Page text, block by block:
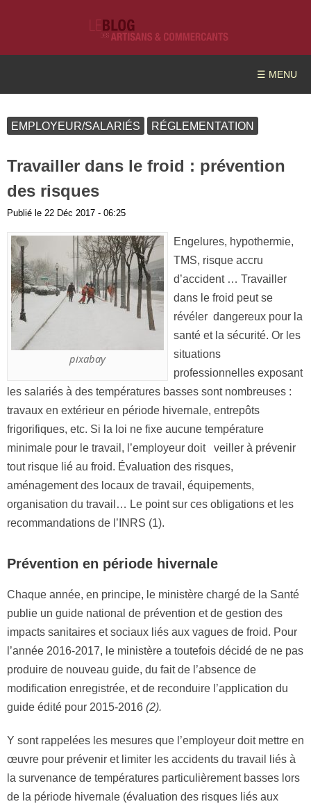
☰ MENU
EMPLOYEUR/SALARIÉS RÉGLEMENTATION
Travailler dans le froid : prévention
des risques
Publié le 22 Déc 2017 - 06:25
pixabay
Engelures, hypothermie,
TMS, risque accru
d’accident … Travailler
dans le froid peut se
révéler dangereux pour la
santé et la sécurité. Or les
situations
professionnelles exposant
les salariés à des températures basses sont nombreuses :
travaux en extérieur en période hivernale, entrepôts
frigorifiques, etc. Si la loi ne fixe aucune température
minimale pour le travail, l’employeur doit veiller à prévenir
tout risque lié au froid. Évaluation des risques,
aménagement des locaux de travail, équipements,
organisation du travail… Le point sur ces obligations et les
recommandations de l’INRS (1).
Prévention en période hivernale
Chaque année, en principe, le ministère chargé de la Santé
publie un guide national de prévention et de gestion des
impacts sanitaires et sociaux liés aux vagues de froid. Pour
l’année 2016-2017, le ministère a toutefois décidé de ne pas
produire de nouveau guide, du fait de l’absence de
modification enregistrée, et de reconduire l’application du
guide édité pour 2015-2016 (2).
Y sont rappelées les mesures que l’employeur doit mettre en
œuvre pour prévenir et limiter les accidents du travail liés à
la survenance de températures particulièrement basses lors
de la période hivernale (évaluation des risques liés aux